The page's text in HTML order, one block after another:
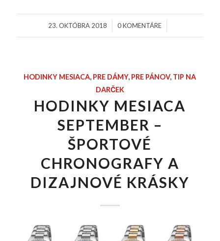
23. OKTÓBRA 2018
/ 0 KOMENTÁRE
/
HODINKY MESIACA, PRE DÁMY, PRE PÁNOV, TIP NA
DARČEK
HODINKY MESIACA
SEPTEMBER –
ŠPORTOVÉ
CHRONOGRAFY A
DIZAJNOVÉ KRÁSKY